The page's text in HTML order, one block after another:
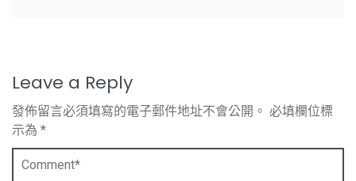
Leave a Reply
發佈留言必須填寫的電子郵件地址不會公開。 必填欄位標
示為 *